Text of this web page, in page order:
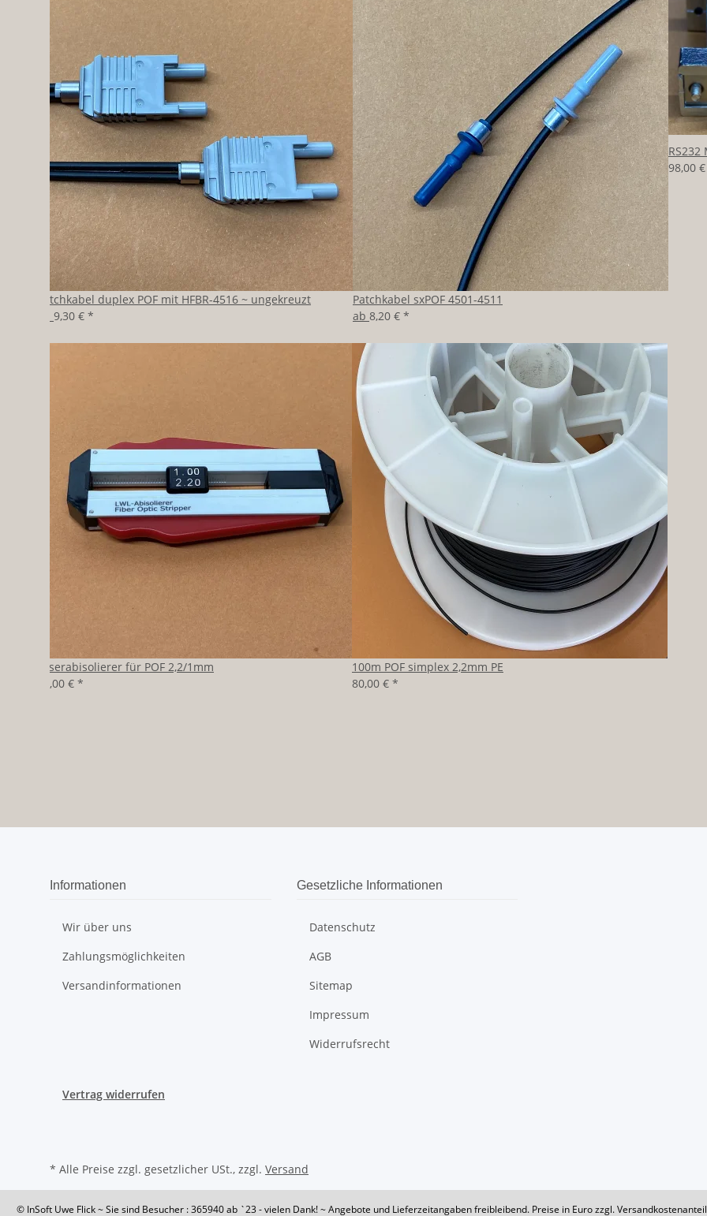
Patchkabel duplex POF mit HFBR-4516 ~ ungekreuzt
9,30 € *
Patchkabel sxPOF 4501-4511
ab 8,20 € *
98,00
Faserabisolierer für POF 2,2/1mm
39,00 € *
100m POF simplex 2,2mm PE
80,00 € *
Informationen
Wir über uns
Zahlungsmöglichkeiten
Versandinformationen
Gesetzliche Informationen
Datenschutz
AGB
Sitemap
Impressum
Widerrufsrecht
Vertrag widerrufen
* Alle Preise zzgl. gesetzlicher USt., zzgl. Versand
© InSoft Uwe Flick~ Sie sind Besucher : 365940ab `23 - vielen Dank! ~ Angebote und Lieferzeitangaben freibleibend. Preise in Euro zzgl.